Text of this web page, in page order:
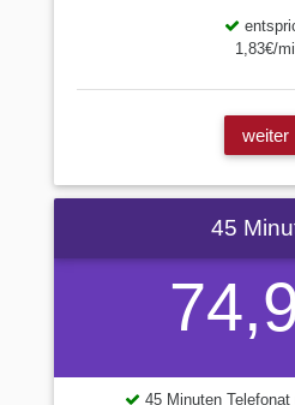
1,83€/
weiter
45
45 Minuten